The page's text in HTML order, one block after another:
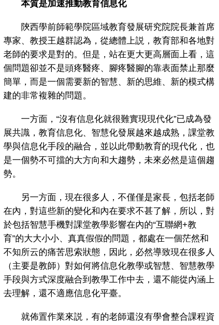
本質是加速推動教育信息化
陝西學前師範學院區域教育發展研究院院長兼首席
專家、教授王越群認為，從總體上説，教育部和各地對
老師的要求是對的。但是，站在更大更高層面上看，這
個問題卻並不是頭疼醫疼、腳疼醫腳的靠表面禁止那麼
簡單，而是一個需要新的智慧、新的思維、新的模式構
建的非常複雜的問題。
一方面，“沒有信息化就很難實現現代化”已成為發
展共識，教育信息化、智慧化發展越來越成熟，課堂教
學與信息化手段的融合，並以此帶動教育的現代化，也
是一個勢不可擋的大方向和大趨勢，未來必然是這個趨
勢。
另一方面，現在很多人，不僅僅是家長，包括老師
在內，對這些新的變化和內在要求不甚了解，所以，對
於包括智慧手機對課堂教學影響在內的“互聯網+教
育”的大大小小、真真假假的問題，都處在一個茫然和
不知所云的痛苦思索狀態，因此，必然導致現在很多人
（主要是教師）對如何將信息化教學或智慧、智慧教學
手段與方式深度融合到教學工作中去，還不能從內涵上
去理解，還不適應信息化平臺。
就佈置作業來説，有的老師還沒有學會整合課程資